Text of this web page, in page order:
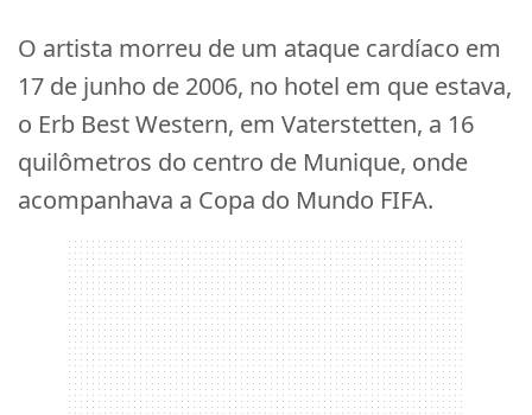
O artista morreu de um ataque cardíaco em
17 de junho de 2006, no hotel em que estava,
o Erb Best Western, em Vaterstetten, a 16
quilômetros do centro de Munique, onde
acompanhava a Copa do Mundo FIFA.